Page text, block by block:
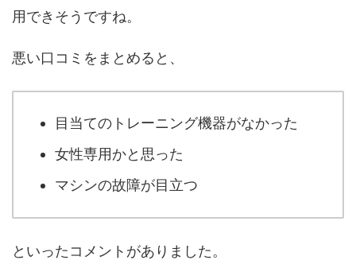
用できそうですね。
悪い口コミをまとめると、
目当てのトレーニング機器がなかった
女性専用かと思った
マシンの故障が目立つ
といったコメントがありました。